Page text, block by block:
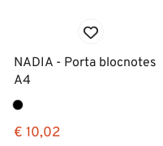
NADIA - Porta blocnotes
A4
€ 10,02